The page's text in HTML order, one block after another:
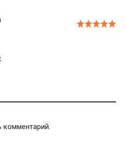
комментарий.